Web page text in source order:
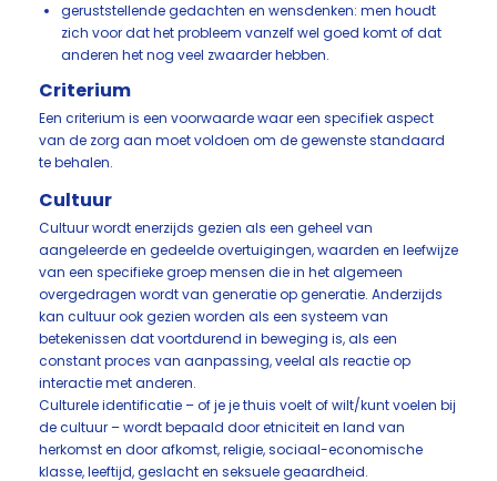
geruststellende gedachten en wensdenken: men houdt
zich voor dat het probleem vanzelf wel goed komt of dat
anderen het nog veel zwaarder hebben.
Criterium
Een criterium is een voorwaarde waar een specifiek aspect
van de zorg aan moet voldoen om de gewenste standaard
te behalen.
Cultuur
Cultuur wordt enerzijds gezien als een geheel van
aangeleerde en gedeelde overtuigingen, waarden en leefwijze
van een specifieke groep mensen die in het algemeen
overgedragen wordt van generatie op generatie. Anderzijds
kan cultuur ook gezien worden als een systeem van
betekenissen dat voortdurend in beweging is, als een
constant proces van aanpassing, veelal als reactie op
interactie met anderen.
Culturele identificatie – of je je thuis voelt of wilt/kunt voelen bij
de cultuur – wordt bepaald door etniciteit en land van
herkomst en door afkomst, religie, sociaal-economische
klasse, leeftijd, geslacht en seksuele geaardheid.